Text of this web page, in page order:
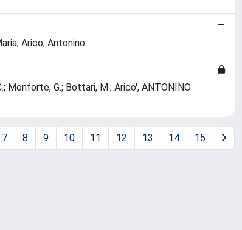
Arico, Antonino
Monforte, G.; Bottari, M.; Arico', ANTONINO
7 8 9 10 11 12 13 14 15